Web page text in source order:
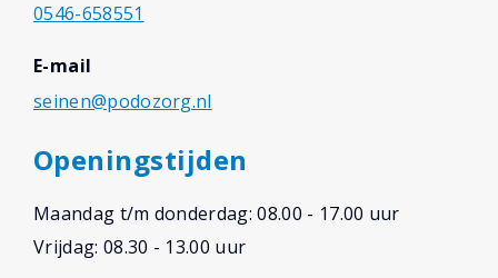
0546-658551
E-mail
seinen@podozorg.nl
Openingstijden
Maandag t/m donderdag: 08.00 - 17.00 uur
Vrijdag: 08.30 - 13.00 uur